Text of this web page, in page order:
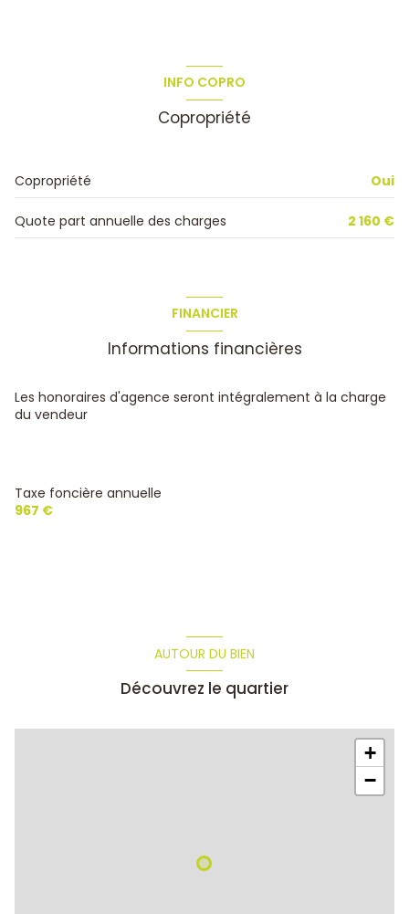
INFO COPRO
Copropriété
Copropriété Oui
Quote part annuelle des charges 2 160 €
FINANCIER
Informations financières
Les honoraires d'agence seront intégralement à la charge
du vendeur
Taxe foncière annuelle
967 €
AUTOUR DU BIEN
Découvrez le quartier
+
−